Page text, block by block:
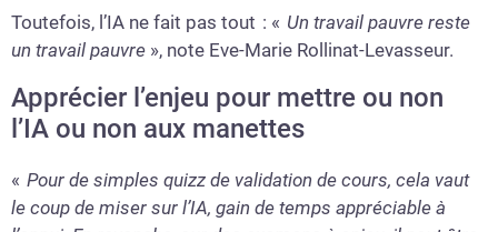
Toutefois, l’IA ne fait pas tout : « Un travail pauvre reste
un travail pauvre », note Eve-Marie Rollinat-Levasseur.
Apprécier l’enjeu pour mettre ou non
l’IA ou non aux manettes
« Pour de simples quizz de validation de cours, cela vaut
le coup de miser sur l’IA, gain de temps appréciable à